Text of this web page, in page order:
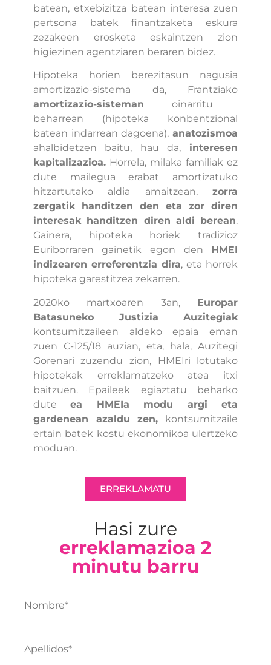
batean, etxebizitza batean interesa zuen
pertsona batek finantzaketa eskura
zezakeen erosketa eskaintzen zion
higiezinen agentziaren beraren bidez.
Hipoteka horien berezitasun nagusia
amortizazio-sistema da, Frantziako
amortizazio-sisteman oinarritu
beharrean (hipoteka konbentzional
batean indarrean dagoena),anatozismoa
ahalbidetzen baitu, hau da,interesen
kapitalizazioa.Horrela, milaka familiak ez
dute mailegua erabat amortizatuko
hitzartutako aldia amaitzean,zorra
zergatik handitzen den eta zor diren
interesak handitzen diren aldi berean.
Gainera, hipoteka horiek tradizioz
Euriborraren gainetik egon den HMEI
indizearen erreferentzia dira, eta horrek
hipoteka garestitzea zekarren.
2020ko martxoaren 3an, Europar
Batasuneko Justizia Auzitegiak
kontsumitzaileen aldeko epaia eman
zuen C-125/18 auzian, eta, hala, Auzitegi
Gorenari zuzendu zion, HMEIri lotutako
hipotekak erreklamatzeko atea itxi
baitzuen. Epaileek egiaztatu beharko
duteea HMEIa modu argi eta
gardenean azaldu zen, kontsumitzaile
ertain batek kostu ekonomikoa ulertzeko
moduan.
ERREKLAMATU
Hasi zure
erreklamazioa 2
minutu barru